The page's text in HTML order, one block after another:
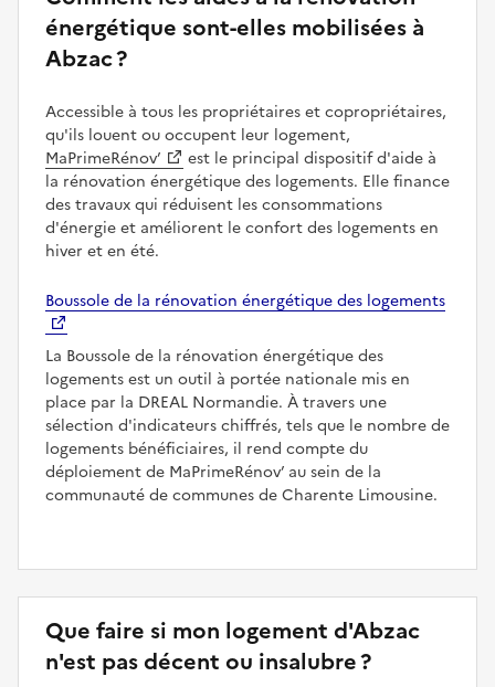
énergétique sont-elles mobilisées à
Abzac ?
Accessible à tous les propriétaires et copropriétaires,
qu'ils louent ou occupent leur logement,
MaPrimeRénov’
est le principal dispositif d'aide à
la rénovation énergétique des logements. Elle finance
des travaux qui réduisent les consommations
d'énergie et améliorent le confort des logements en
hiver et en été.
Boussole de la rénovation énergétique des logements
La Boussole de la rénovation énergétique des
logements est un outil à portée nationale mis en
place par la DREAL Normandie. À travers une
sélection d'indicateurs chiffrés, tels que le nombre de
logements bénéficiaires, il rend compte du
déploiement de MaPrimeRénov’ au sein de la
communauté de communes de Charente Limousine.
Que faire si mon logement d'Abzac
n'est pas décent ou insalubre ?